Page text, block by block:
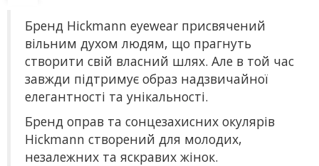
Бренд Hickmann eyewear присвячений
вільним духом людям, що прагнуть
створити свій власний шлях. Але в той час
завжди підтримує образ надзвичайної
елегантності та унікальності.
Бренд оправ та сонцезахисних окулярів
Hickmann створений для молодих,
незалежних та яскравих жінок.